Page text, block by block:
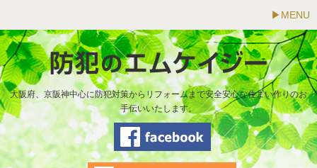
MENU
大阪府、京阪神中心に防犯対策からリフォームまで安全安心な住まい作りのお
手伝いいたします。